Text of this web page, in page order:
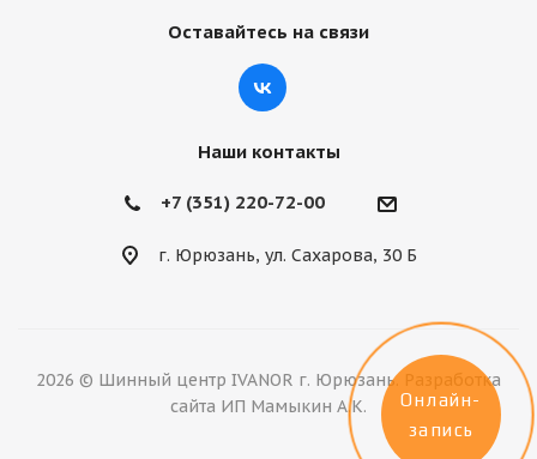
Оставайтесь на связи
Наши контакты
+7 (351) 220-72-00
г. Юрюзань, ул. Сахарова, 30 Б
2026 © Шинный центр IVANOR г. Юрюзань. Разработка
сайта ИП Мамыкин А.К.
Онлайн-
запись